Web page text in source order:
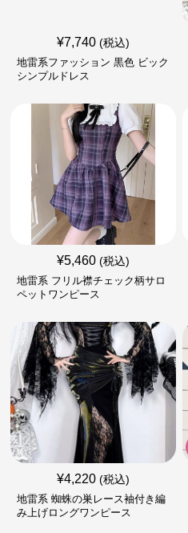
¥7,740 (税込)
地雷系ファッション 黒色 ビック
シンプルドレス
¥5,460 (税込)
地雷系 フリル襟チェック柄サロ
ペットワンピース
¥4,220 (税込)
地雷系 蜘蛛の巣レース袖付き編
み上げロングワンピース